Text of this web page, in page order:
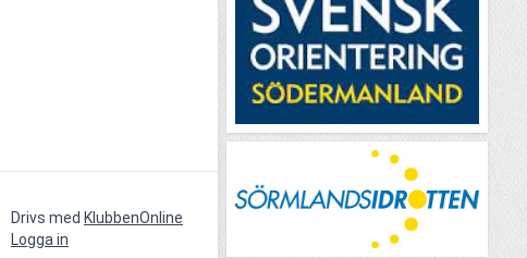
Drivs med KlubbenOnline
Logga in